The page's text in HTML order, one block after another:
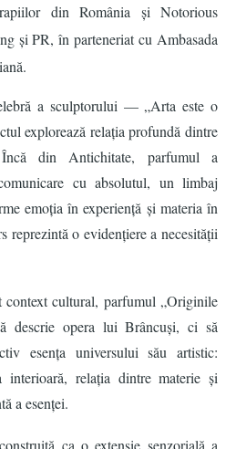
din România și Notorious
și PR,în parteneriat cu Ambasada
ă.
ă a sculptorului — „Arta este o
explorează relația profundă dintre
din Antichitate, parfumul a
cu absolutul, un limbaj
emoția în experiență și materiaîn
reprezintăo evidențiere a necesității
context cultural, parfumul „Originile
descrie opera lui Brâncuși, ci să
esența universului său artistic:
interioară, relația dintre materie și
a esenței.
ca o extensie senzorială a